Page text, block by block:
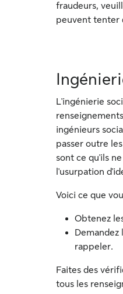
fraudeurs,
peuvent tenter
L'ingénierie
ingénieurs
passer outre
sont ce qu'ils
l'usurpation
Voici ce que
Obtenez
rappeler.
Faites des
tous les